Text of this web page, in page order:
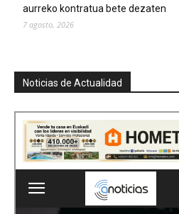
aurreko kontratua bete dezaten
7 agosto, 2026
Noticias de Actualidad